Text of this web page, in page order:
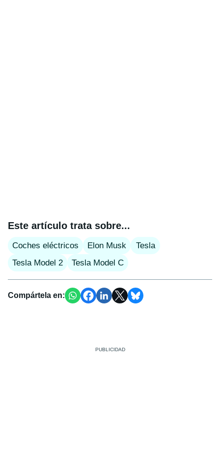
Este artículo trata sobre...
Coches eléctricos Elon Musk
Tesla
Tesla Model 2
Tesla Model C
Compártela en: